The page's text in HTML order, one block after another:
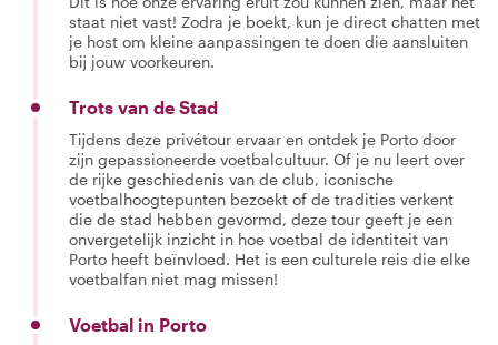
staat niet vast! Zodra je boekt, kun je direct chatten met
je host om kleine aanpassingen te doen die aansluiten
bij jouw voorkeuren.
Trots van de Stad
Tijdens deze privétour ervaar en ontdek je Porto door
zijn gepassioneerde voetbalcultuur. Of je nu leert over
de rijke geschiedenis van de club, iconische
voetbalhoogtepunten bezoekt of de tradities verkent
die de stad hebben gevormd, deze tour geeft je een
onvergetelijk inzicht in hoe voetbal de identiteit van
Porto heeft beïnvloed. Het is een culturele reis die elke
voetbalfan niet mag missen!
Voetbal in Porto